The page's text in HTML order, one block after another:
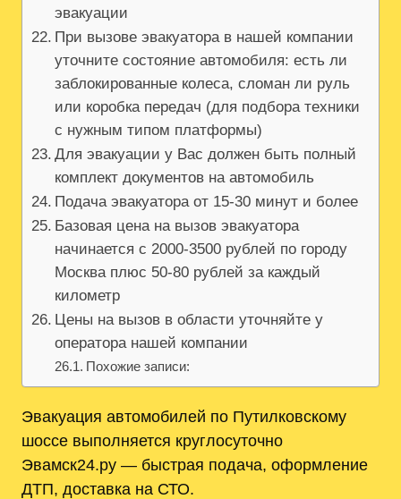
эвакуации
При вызове эвакуатора в нашей компании
уточните состояние автомобиля: есть ли
заблокированные колеса, сломан ли руль
или коробка передач (для подбора техники
с нужным типом платформы)
Для эвакуации у Вас должен быть полный
комплект документов на автомобиль
Подача эвакуатора от 15-30 минут и более
Базовая цена на вызов эвакуатора
начинается с 2000-3500 рублей по городу
Москва плюс 50-80 рублей за каждый
километр
Цены на вызов в области уточняйте у
оператора нашей компании
Похожие записи:
Эвакуация автомобилей по Путилковскому
шоссе выполняется круглосуточно
Эвамск24.ру — быстрая подача, оформление
ДТП, доставка на СТО.